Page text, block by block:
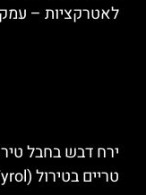
לאטרקציות –
ירח דבש בחבל
טריים בטירול (Tyrol)